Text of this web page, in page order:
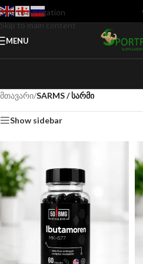
Skip to navigation
Skip to main content
MENU
მთავარი/SARMS / სარმი
Show sidebar